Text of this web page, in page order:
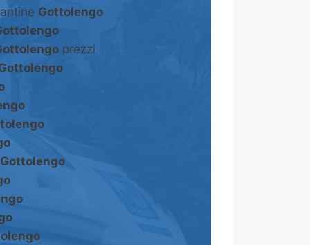
Gottolengo
prezzi
Gottolengo